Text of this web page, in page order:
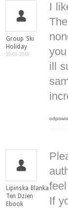
Group Ski
Holiday
10-01-2018
I
ill
Lipinska Blanka
Ten Dzien
Ebook
If